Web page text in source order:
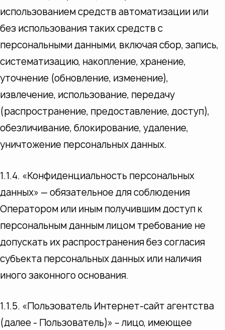
использованием средств автоматизации или
без использования таких средств с
персональными данными, включая сбор, запись,
систематизацию, накопление, хранение,
уточнение (обновление, изменение),
извлечение, использование, передачу
(распространение, предоставление, доступ),
обезличивание, блокирование, удаление,
уничтожение персональных данных.
1.1.4. «Конфиденциальность персональных
данных» — обязательное для соблюдения
Оператором или иным получившим доступ к
персональным данным лицом требование не
допускать их распространения без согласия
субъекта персональных данных или наличия
иного законного основания.
1.1.5. «Пользователь Интернет-сайт агентства
(далее ‑ Пользователь)» – лицо, имеющее